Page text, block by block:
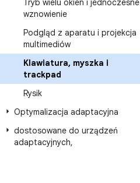
Tryb wielu okien i jednoczesne
wznowienie
Podgląd z aparatu i projekcja
multimediów
Klawiatura, myszka i
trackpad
Rysik
Optymalizacja adaptacyjna
dostosowane do urządzeń
adaptacyjnych,